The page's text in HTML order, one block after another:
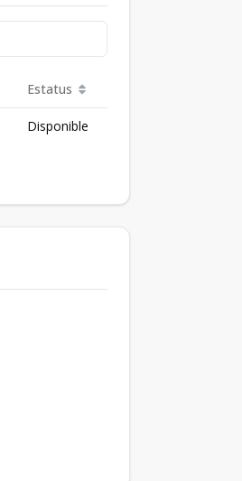
Estatus
Disponible